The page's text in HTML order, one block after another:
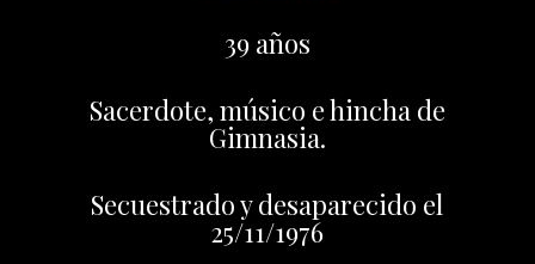
39 años
Sacerdote, músico e hincha de
Gimnasia.
Secuestrado y desaparecido el
25/11/1976